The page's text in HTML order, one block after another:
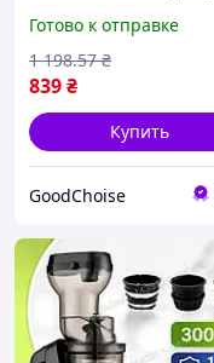
мороженица
Готово к отправке
839₴
1 198.57 ₴
Купить
GoodChoise